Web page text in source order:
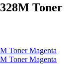
Toner